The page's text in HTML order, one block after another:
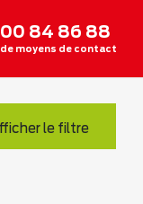
84 86 88
de moyens de contact
le filtre